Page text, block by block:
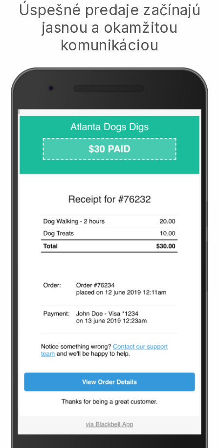
Úspešné predaje začínajú
jasnou a okamžitou
komunikáciou